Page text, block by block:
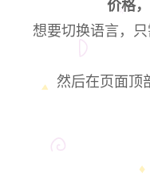
价格
想要切换语言，
然后在页面顶